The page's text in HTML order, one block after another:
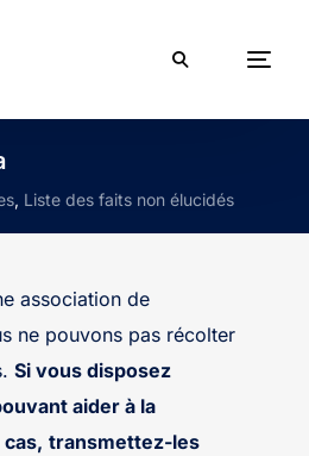
, Liste des faits non élucidés
association de
ne pouvons pas récolter
Si vous disposez
aider à la
transmettez-les